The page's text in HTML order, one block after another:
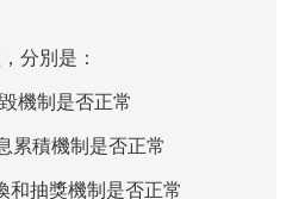
分別是：
機制是否正常
累積機制是否正常
和抽獎機制是否正常